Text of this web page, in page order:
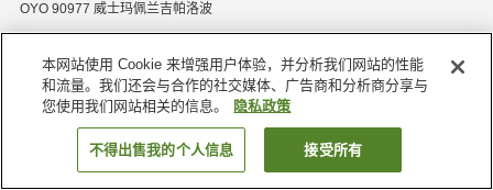
OYO 90977 威士玛佩兰吉帕洛波
搜索客房
本网站使用 Cookie 来增强用户体验，并分析我们网站的性能
和流量。我们还会与合作的社交媒体、广告商和分析商分享与
您使用我们网站相关的信息。
隐私政策
不得出售我的个人信息 接受所有